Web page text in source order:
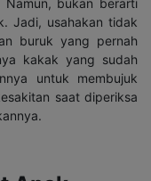
Jadi, usahakan tidak
buruk yang pernah
kakak yang sudah
untuk membujuk
saat diperiksa